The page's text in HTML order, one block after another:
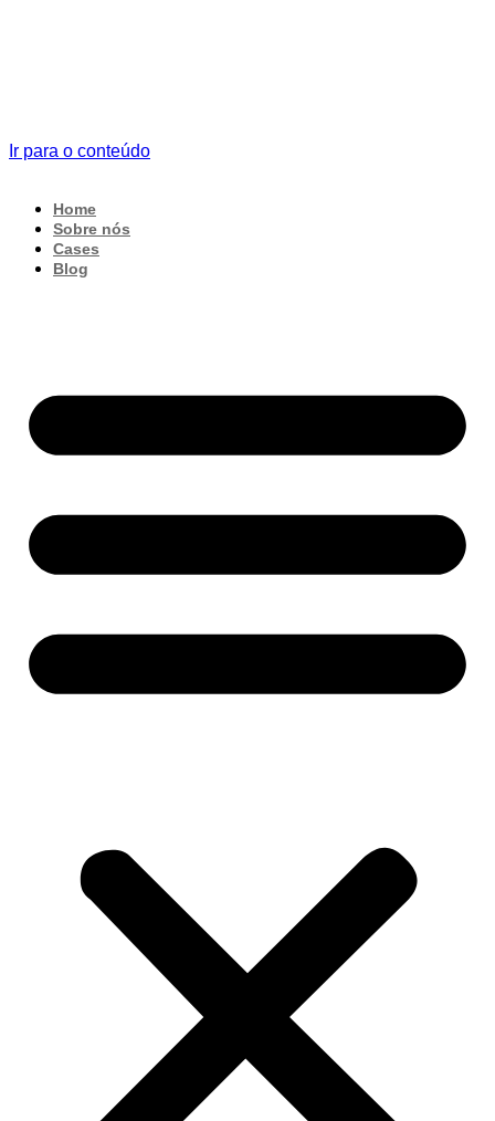
Ir para o conteúdo
Home
Sobre nós
Cases
Blog